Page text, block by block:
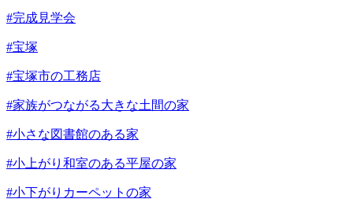
#完成見学会
#宝塚
#宝塚市の工務店
#家族がつながる大きな土間の家
#小さな図書館のある家
#小上がり和室のある平屋の家
#小下がりカーペットの家